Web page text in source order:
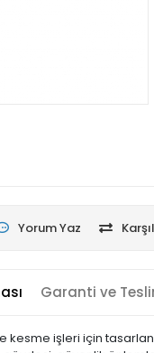
Yorum Yaz
Garanti ve
kesme işleri için